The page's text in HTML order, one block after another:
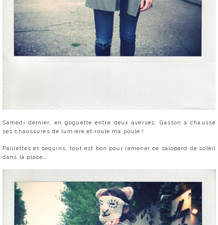
Samedi dernier, en goguette entre deux averses, Gaston a chaussé
ses chaussures de lumière et roule ma poule !
Paillettes et sequins, tout est bon pour ramener ce salopard de soleil
dans la place…